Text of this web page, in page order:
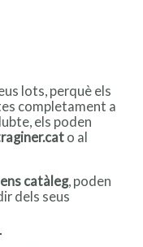
lots, perquè els
completament a
els poden
o al
catàleg, poden
dels seus